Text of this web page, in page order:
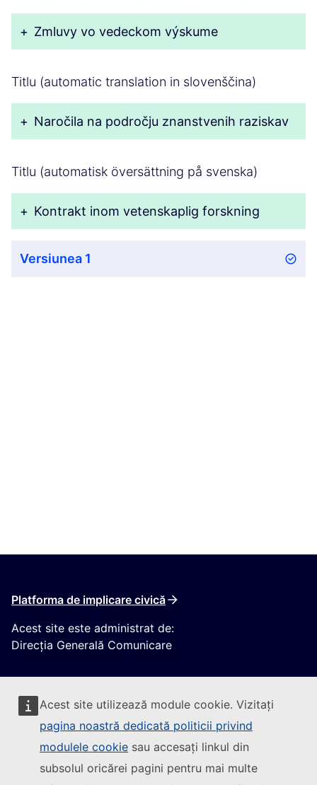
Acest site utilizează module cookie. Vizitați
pagina noastră dedicată politicii privind
modulele cookie sau accesați linkul din
subsolul oricărei pagini pentru mai multe
+ Zmluvy vo vedeckom výskume
Titlu (automatic translation in slovenščina)
+ Naročila na področju znanstvenih raziskav
Titlu (automatisk översättning på svenska)
+ Kontrakt inom vetenskaplig forskning
Versiunea 1
Platforma de implicare civică
Acest site este administrat de:
Direcția Generală Comunicare
Urmăriți Comisia Europeană